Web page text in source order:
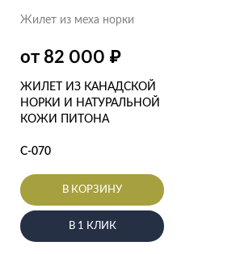
Жилет из меха норки
от 82 000 ₽
ЖИЛЕТ ИЗ КАНАДСКОЙ
НОРКИ И НАТУРАЛЬНОЙ
КОЖИ ПИТОНА
С-070
В КОРЗИНУ
В 1 КЛИК